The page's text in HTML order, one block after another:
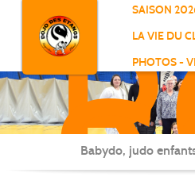
SAISON
LA VIE DU
PHOTOS -
Babydo, judo
Panneau de gestion des cookies